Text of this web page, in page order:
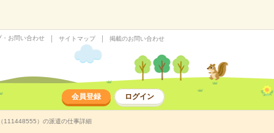
・お問い合わせ サイトマップ 掲載のお問い合わせ
会員登録 ログイン
111448555）の派遣の仕事詳細